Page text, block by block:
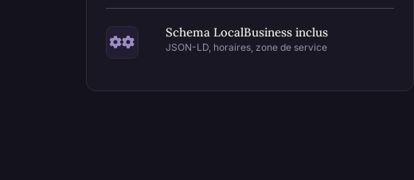
Schema LocalBusiness inclus
JSON-LD, horaires, zone de service